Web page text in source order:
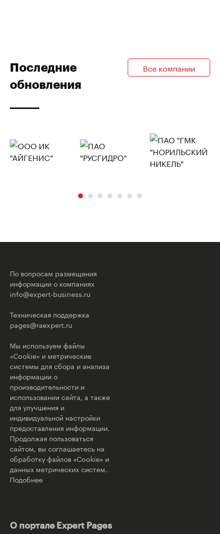
Последние
обновления
Все компании
По вопросам размещения
информации о компаниях
info@expert-business.ru
Техническая поддержка
pages@raexpert.ru
Мы используем файлы
«Cookie» и метрические
системы для сбора и анализа
информации о
производительности и
использовании сайта, а также
для улучшения и
индивидуальной настройки
предоставления информации.
Продолжая пользоваться
сайтом, вы соглашаетесь на
обработку файлов «Cookie» и
данных метрических систем.
Подобнее
О портале Expert Pages